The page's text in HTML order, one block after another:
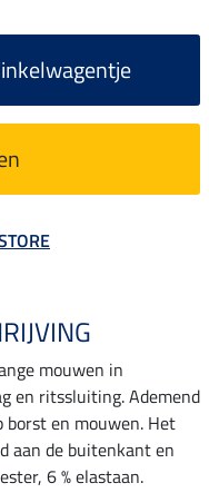
mouwen in
en ritssluiting. Ademend
borst en mouwen. Het
aan de buitenkant en
6 % elastaan.